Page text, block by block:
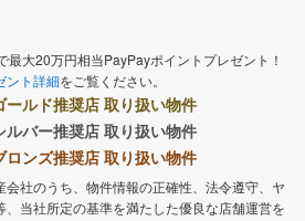
最大20万円相当PayPayポイントプレゼント！
ント詳細をご覧ください。
ールド推奨店 取り扱い物件
ルバー推奨店 取り扱い物件
ロンズ推奨店 取り扱い物件
社のうち、物件情報の正確性、法令遵守、ヤ
当社所定の基準を満たした優良な店舗運営を